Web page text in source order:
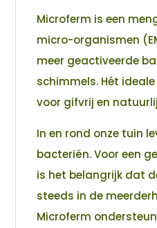
Microferm is een
micro-organismen
meer geactiveerde
schimmels. Hét
voor gifvrij en
In en rond onze tuin
bacteriën. Voor een
is het belangrijk dat
steeds in de
Microferm